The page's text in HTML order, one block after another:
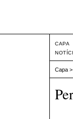
CAPA
Capa >